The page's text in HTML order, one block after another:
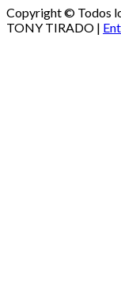
Copyright © Todos
TONY TIRADO |